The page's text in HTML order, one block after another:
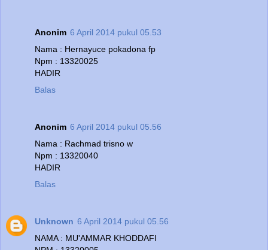
Anonim 6 April 2014 pukul 05.53
Nama : Hernayuce pokadona fp
Npm : 13320025
HADIR
Balas
Anonim 6 April 2014 pukul 05.56
Nama : Rachmad trisno w
Npm : 13320040
HADIR
Balas
Unknown 6 April 2014 pukul 05.56
NAMA : MU'AMMAR KHODDAFI